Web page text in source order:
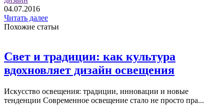
04.07.2016
Читать далее
Похожие статьи
Свет и традиции: как культура
вдохновляет дизайн освещения
Искусство освещения: традиции, инновации и новые
тенденции Современное освещение стало не просто пра...